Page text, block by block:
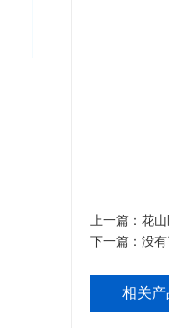
上一篇： 花
下一篇：没有
相关产